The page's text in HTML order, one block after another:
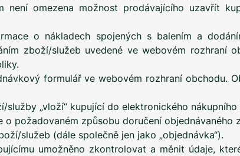
omezena možnost prodávajícího uzavřít
o nákladech spojených s balením a
zboží/služeb uvedené ve webovém rozhraní
formulář ve webovém rozhraní obchodu.
služby „vloží“ kupující do elektronického
požadovaném způsobu doručení objednávaného
služeb (dále společně jen jako „objednávka“).
umožněno zkontrolovat a měnit údaje,